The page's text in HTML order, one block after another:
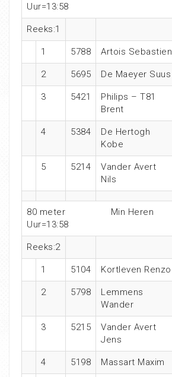
Uur=13:58
Reeks:1
1 5788 Artois Sebastien
2 5695 De Maeyer Suus
3 5421
Philips – T81
Brent
4 5384
De Hertogh
Kobe
5 5214
Vander Avert
Nils
80 meter Min Heren
Uur=13:58
Reeks:2
1 5104 Kortleven Renzo
2 5798
Lemmens
Wander
3 5215
Vander Avert
Jens
4 5198 Massart Maxim